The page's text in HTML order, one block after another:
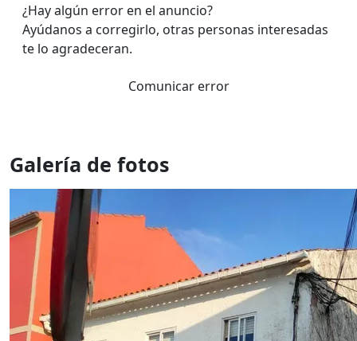
¿Hay algún error en el anuncio?
Ayúdanos a corregirlo, otras personas interesadas
te lo agradeceran.
Comunicar error
Galería de fotos